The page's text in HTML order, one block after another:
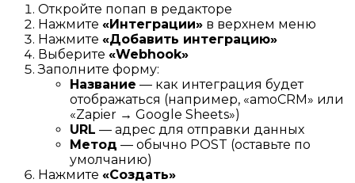
Откройте попап в редакторе
Нажмите «Интеграции» в верхнем меню
Нажмите «Добавить интеграцию»
Выберите «Webhook»
Заполните форму:
Название — как интеграция будет
отображаться (например, «amoCRM» или
«Zapier → Google Sheets»)
URL — адрес для отправки данных
Метод — обычно POST (оставьте по
умолчанию)
Нажмите «Создать»